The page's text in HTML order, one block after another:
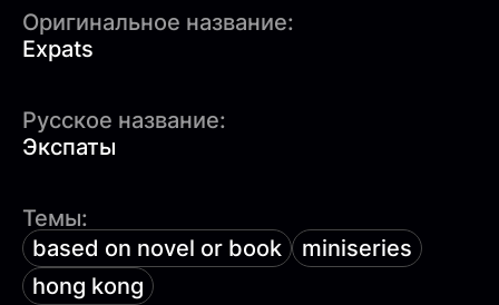
Оригинальное название:
Expats
Русское название:
Экспаты
Темы:
based on novel or book
miniseries
hong kong